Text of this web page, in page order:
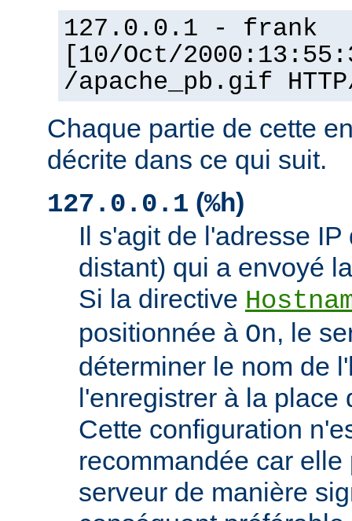
127.0.0.1 - frank
[10/Oct/
/apache_pb.gif
Chaque partie de cette
décrite dans ce qui suit.
127.0.0.1 (%h)
Il s'agit de l'adresse
distant) qui a envoyé
Si la directive
positionnée à On, le
déterminer le nom de
l'enregistrer à la place
Cette configuration
recommandée car
serveur de manière